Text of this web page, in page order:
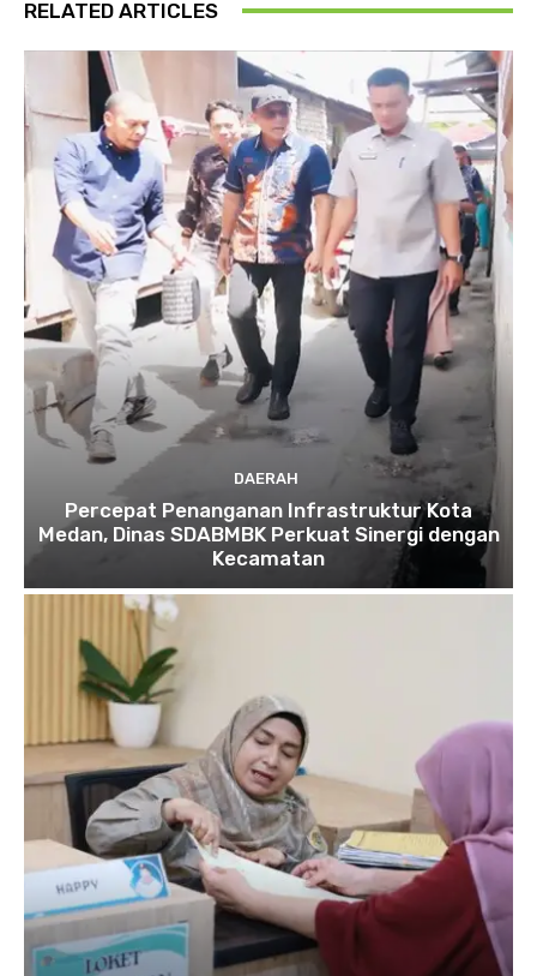
RELATED ARTICLES
DAERAH
Percepat Penanganan Infrastruktur Kota
Medan, Dinas SDABMBK Perkuat Sinergi dengan
Kecamatan